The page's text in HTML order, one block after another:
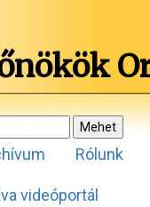
Rólunk
videóportál